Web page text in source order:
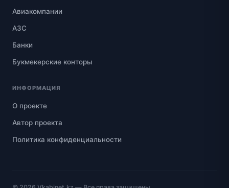
Авиакомпании
АЗС
Банки
Букмекерские конторы
ИНФОРМАЦИЯ
О проекте
Автор проекта
Политика конфиденциальности